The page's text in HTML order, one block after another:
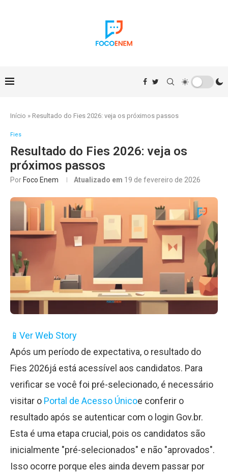
Início » Resultado do Fies 2026: veja os próximos passos
Fies
Resultado do Fies 2026: veja os
próximos passos
Por Foco Enem Atualizado em 19 de fevereiro de 2026
📱 Ver Web Story
Após um período de expectativa, o resultado do
Fies 2026já está acessível aos candidatos. Para
verificar se você foi pré-selecionado, é necessário
visitar o Portal de Acesso Únicoe conferir o
resultado após se autenticar com o login Gov.br.
Esta é uma etapa crucial, pois os candidatos são
inicialmente "pré-selecionados" e não "aprovados".
Isso ocorre porque eles ainda devem passar por